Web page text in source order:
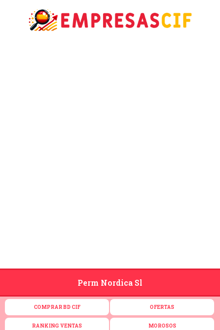
Perm Nordica Sl
COMPRAR BD CIF OFERTAS
RANKING VENTAS MOROSOS